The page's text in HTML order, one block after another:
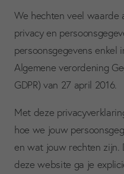
We hechten veel waarde
privacy en
persoonsgegevens enkel
Algemene verordening
GDPR) van 27 april 2016.
Met deze
hoe we jouw
en wat jouw rechten zijn.
deze website ga je